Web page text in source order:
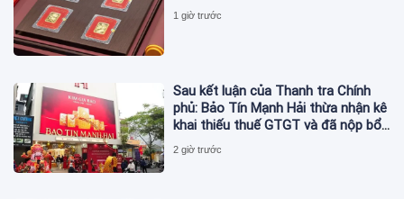
1 giờ trước
Sau kết luận của Thanh tra Chính
phủ: Bảo Tín Mạnh Hải thừa nhận kê
khai thiếu thuế GTGT và đã nộp bổ
sung
2 giờ trước